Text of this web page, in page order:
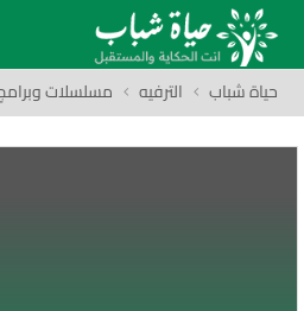
حياة شباب الترفيه مسلسلات